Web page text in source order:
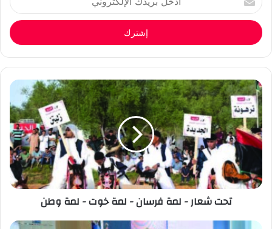
بريدك
الإلكتروني
تحت شعار - لمة فرسان - لمة خوت - لمة وطن